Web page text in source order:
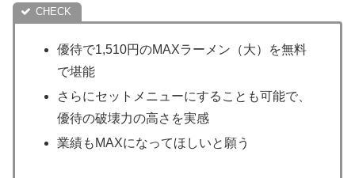
優待で1,510円のMAXラーメン（大）を無料
で堪能
さらにセットメニューにすることも可能で、
優待の破壊力の高さを実感
業績もMAXになってほしいと願う